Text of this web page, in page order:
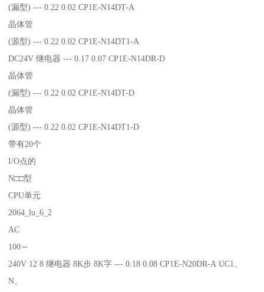
(漏型) --- 0.22 0.02 CP1E-N14DT-A
晶体管
(源型) --- 0.22 0.02 CP1E-N14DT1-A
DC24V 继电器 --- 0.17 0.07 CP1E-N14DR-D
晶体管
(漏型) --- 0.22 0.02 CP1E-N14DT-D
晶体管
(源型) --- 0.22 0.02 CP1E-N14DT1-D
带有20个
I/O点的
N□□型
CPU单元
2064_lu_6_2
AC
100～
240V 12 8 继电器 8K步 8K字 --- 0.18 0.08 CP1E-N20DR-A UC1、
N、